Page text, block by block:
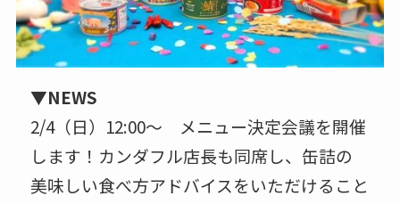
▼NEWS
2/4（日）12:00〜 メニュー決定会議を開催
します！カンダフル店長も同席し、缶詰の
美味しい食べ方アドバイスをいただけること